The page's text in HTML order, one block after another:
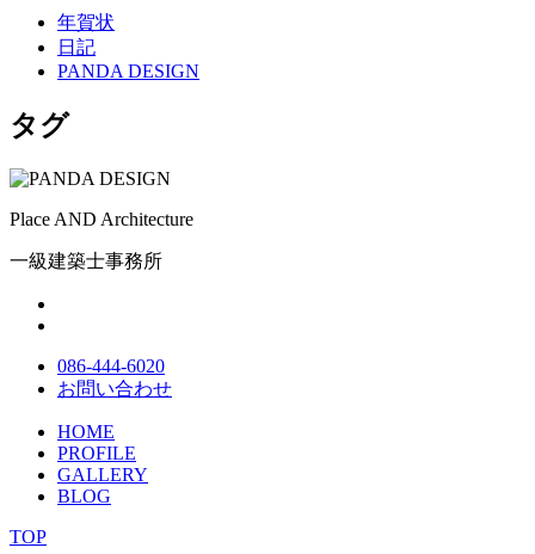
年賀状
日記
PANDA DESIGN
タグ
Place AND Architecture
一級建築士事務所
086-444-6020
お問い合わせ
HOME
PROFILE
GALLERY
BLOG
TOP